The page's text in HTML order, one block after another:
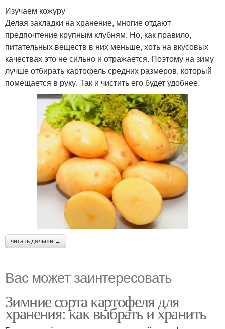
Изучаем кожуру
Делая закладки на хранение, многие отдают
предпочтение крупным клубням. Но, как правило,
питательных веществ в них меньше, хоть на вкусовых
качествах это не сильно и отражается. Поэтому на зиму
лучше отбирать картофель средних размеров, который
помещается в руку. Так и чистить его будет удобнее.
читать дальше →
Вас может заинтересовать
Зимние сорта картофеля для
хранения: как выбрать и хранить